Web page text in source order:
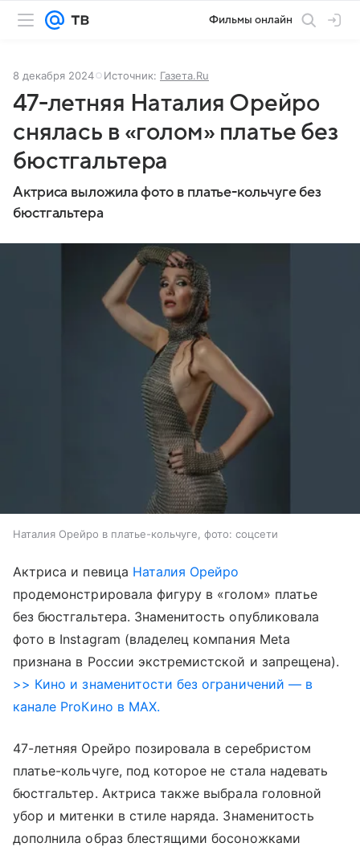
Фильмы онлайн
8 декабря 2024 Источник: Газета.Ru
47-летняя Наталия Орейро
снялась в «голом» платье без
бюстгальтера
Актриса выложила фото в платье-кольчуге без
бюстгальтера
Наталия Орейро в платье-кольчуге, фото: соцсети
Актриса и певица Наталия Орейро
продемонстрировала фигуру в «голом» платье
без бюстгальтера. Знаменитость опубликовала
фото в Instagram (владелец компания Meta
признана в России экстремистской и запрещена).
>> Кино и знаменитости без ограничений — в
канале ProКино в MAX.
47-летняя Орейро позировала в серебристом
платье-кольчуге, под которое не стала надевать
бюстгальтер. Актриса также выбрала головной
убор и митенки в стиле наряда. Знаменитость
дополнила образ блестящими босоножками